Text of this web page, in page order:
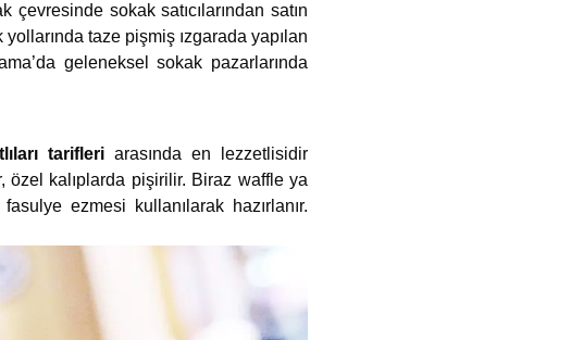
sokak satıcılarından satın
taze pişmiş ızgarada yapılan
geleneksel sokak pazarlarında
tarifleri arasında en lezzetlisidir
kalıplarda pişirilir. Biraz waffle ya
ezmesi kullanılarak hazırlanır.